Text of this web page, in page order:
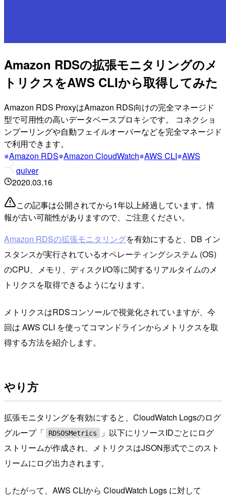
Amazon RDSの拡張モニタリングのメ
トリクスをAWS CLIから取得してみた
Amazon RDS ProxyはAmazon RDS向けの完全マネージド
型で可用性の高いデータベースプロキシです。 コネクショ
ンプーリングや自動フェイルオーバーなどを完全マネージド
で利用できます。
Amazon RDS Amazon CloudWatch AWS CLI AWS
quiver
2020.03.16
この記事は公開されてから1年以上経過しています。情
報が古い可能性がありますので、ご注意ください。
Amazon RDSの拡張モニタリングを有効にすると、DB イン
スタンスが実行されているオペレーティングシステム (OS)
のCPU、メモリ、ディスクI/O等に関するリアルタイムのメ
トリクスを取得できるようになります。
メトリクスはRDSコンソールで視覚化されていますが、今
回は AWS CLI を使ってコマンドラインからメトリクスを取
得する方法を紹介します。
やり方
拡張モニタリングを有効にすると、CloudWatch Logsのログ
グループ「
RDSOSMetrics
」以下にリソースIDごとにログ
ストリームが作成され、メトリクスはJSON形式でこのスト
リームにログ出力されます。
したがって、AWS CLIから CloudWatch Logs に対して